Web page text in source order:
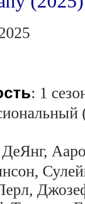
: 1